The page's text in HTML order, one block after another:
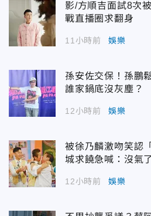
影/方順吉面試8次
戰直播圈求翻身
11小時前 娛樂
孫安佐交保！孫鵬
誰家鍋底沒灰塵？
12小時前 娛樂
被徐乃麟激吻笑認
城求饒急喊：沒氣了
12小時前 娛樂